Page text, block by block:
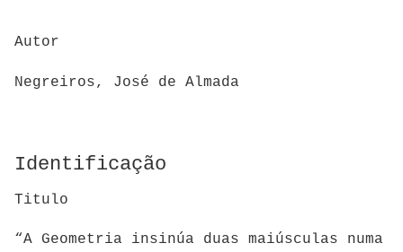
Autor
Negreiros, José de Almada
Identificação
Titulo
“A Geometria insinúa duas maiúsculas numa